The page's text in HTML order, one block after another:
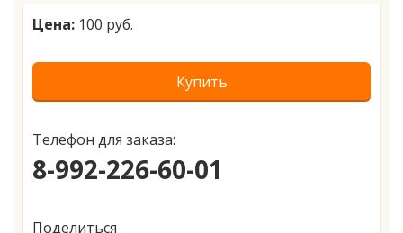
Цена: 100 руб.
Купить
Телефон для заказа:
8-992-226-60-01
Поделиться